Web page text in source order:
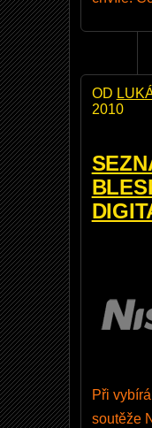
OD
2010
Při
soutěže